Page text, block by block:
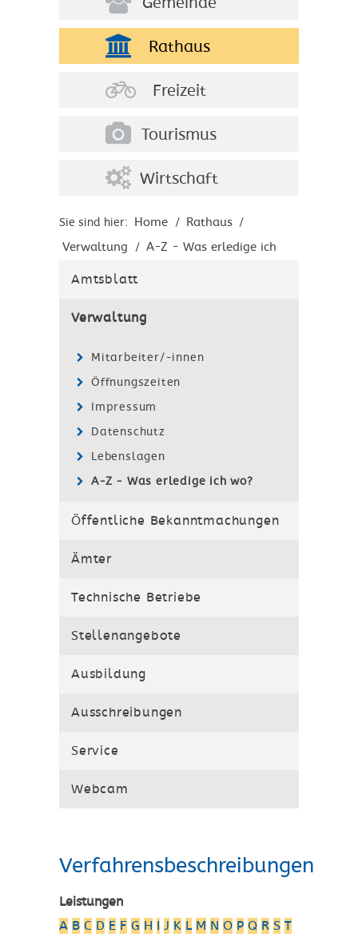
Rathaus
Freizeit
Tourismus
Wirtschaft
Sie sind hier: Home / Rathaus /
Verwaltung / A-Z - Was erledige ich
Amtsblatt
Verwaltung
Mitarbeiter/-innen
Öffnungszeiten
Impressum
Datenschutz
Lebenslagen
A-Z - Was erledige ich wo?
Öffentliche Bekanntmachungen
Ämter
Technische Betriebe
Stellenangebote
Ausbildung
Ausschreibungen
Service
Webcam
Verfahrensbeschreibungen
Leistungen
A B C D E F G H I J K L M N O P Q R S T